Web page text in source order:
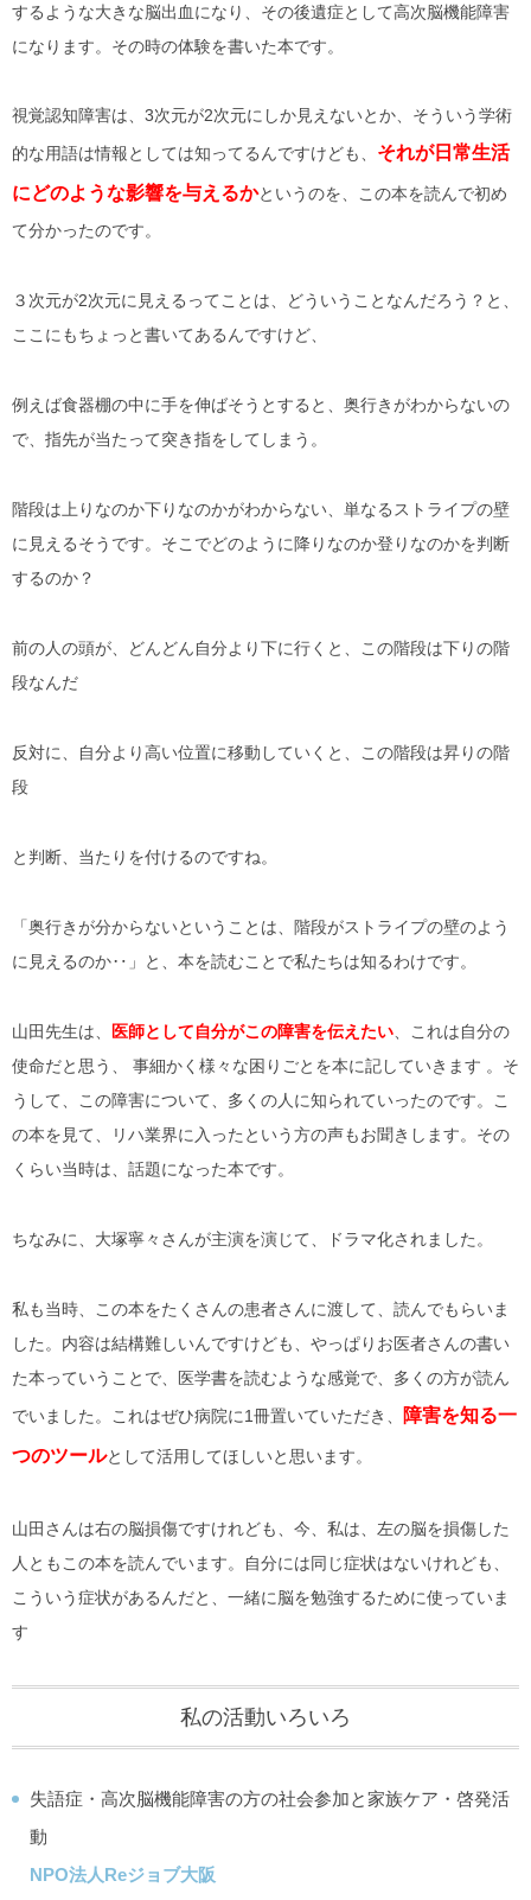
するような大きな脳出血になり、その後遺症として高次脳機能障害
になります。その時の体験を書いた本です。
視覚認知障害は、3次元が2次元にしか見えないとか、そういう学術
的な用語は情報としては知ってるんですけども、 それが日常生活
にどのような影響を与えるかというのを、この本を読んで初め
て分かったのです。
３次元が2次元に見えるってことは、どういうことなんだろう？と、
ここにもちょっと書いてあるんですけど、
例えば食器棚の中に手を伸ばそうとすると、奥行きがわからないの
で、指先が当たって突き指をしてしまう。
階段は上りなのか下りなのかがわからない、単なるストライプの壁
に見えるそうです。そこでどのように降りなのか登りなのかを判断
するのか？
前の人の頭が、どんどん自分より下に行くと、この階段は下りの階
段なんだ
反対に、自分より高い位置に移動していくと、この階段は昇りの階
段
と判断、当たりを付けるのですね。
「奥行きが分からないということは、階段がストライプの壁のよう
に見えるのか‥」と、本を読むことで私たちは知るわけです。
山田先生は、 医師として自分がこの障害を伝えたい 、これは自分の
使命だと思う、 事細かく様々な困りごとを本に記していきます 。そ
うして、この障害について、多くの人に知られていったのです。こ
の本を見て、リハ業界に入ったという方の声もお聞きします。その
くらい当時は、話題になった本です。
ちなみに、大塚寧々さんが主演を演じて、ドラマ化されました。
私も当時、この本をたくさんの患者さんに渡して、読んでもらいま
した。内容は結構難しいんですけども、やっぱりお医者さんの書い
た本っていうことで、医学書を読むような感覚で、多くの方が読ん
でいました。これはぜひ病院に1冊置いていただき、
障害を知る一
つのツールとして活用してほしいと思います。
山田さんは右の脳損傷ですけれども、今、私は、左の脳を損傷した
人ともこの本を読んでいます。自分には同じ症状はないけれども、
こういう症状があるんだと、一緒に脳を勉強するために使っていま
す
私の活動いろいろ
失語症・高次脳機能障害の方の社会参加と家族ケア・啓発活
動
NPO法人Reジョブ大阪